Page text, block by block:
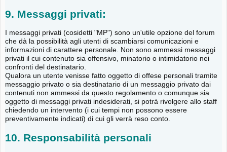
9. Messaggi privati:
I messaggi privati (cosidetti "MP") sono un'utile opzione del forum
che dà la possibilità agli utenti di scambiarsi comunicazioni e
informazioni di carattere personale. Non sono ammessi messaggi
privati il cui contenuto sia offensivo, minatorio o intimidatorio nei
confronti del destinatario.
Qualora un utente venisse fatto oggetto di offese personali tramite
messaggio privato o sia destinatario di un messaggio privato dai
contenuti non ammessi da questo regolamento o comunque sia
oggetto di messaggi privati indesiderati, si potrà rivolgere allo staff
chiedendo un intervento (i cui tempi non possono essere
preventivamente indicati) di cui gli verrà reso conto.
10. Responsabilità personali